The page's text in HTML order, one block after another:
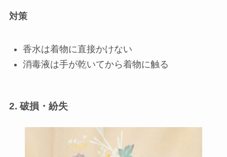
対策
香水は着物に直接かけない
消毒液は手が乾いてから着物に触る
2. 破損・紛失